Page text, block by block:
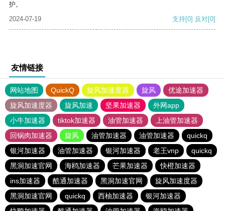
护。
2024-07-19
支持[0] 反对[0]
友情链接
网站地图 QuickQ 旋风加速度器 旋风
优途加速器
旋风加速度器
旋风加速 坚果加速器
外网app
小牛加速器
tiktok加速器 油管加速器
上油管加速器
回锅肉加速器
旋风 油管加速器 油管加速器
quickq
银河加速器
油管加速器 银河加速器 老王vnp
quickq
黑洞加速官网
海鸥加速器 芒果加速器
快橙加速器
ins加速器
酷通加速器 黑洞加速官网
旋风加速度器
黑洞加速官网
quickq 西柚加速器
银河加速器